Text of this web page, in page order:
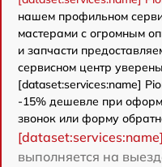
нашем профильном
мастерами с огромным
и запчасти
сервисном центр
[dataset:services:name]
-15% дешевле при
звонок или форму
выполняется на